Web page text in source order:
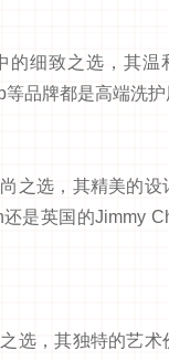
的细致之选，其
品牌都是高端洗
之选，其精美的
是英国的Jimmy
选，其独特的艺